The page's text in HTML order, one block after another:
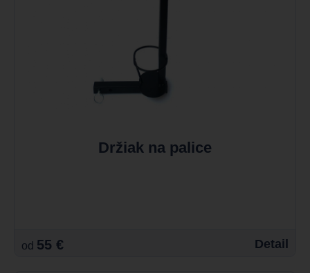
Držiak na palice
od 55 € Detail